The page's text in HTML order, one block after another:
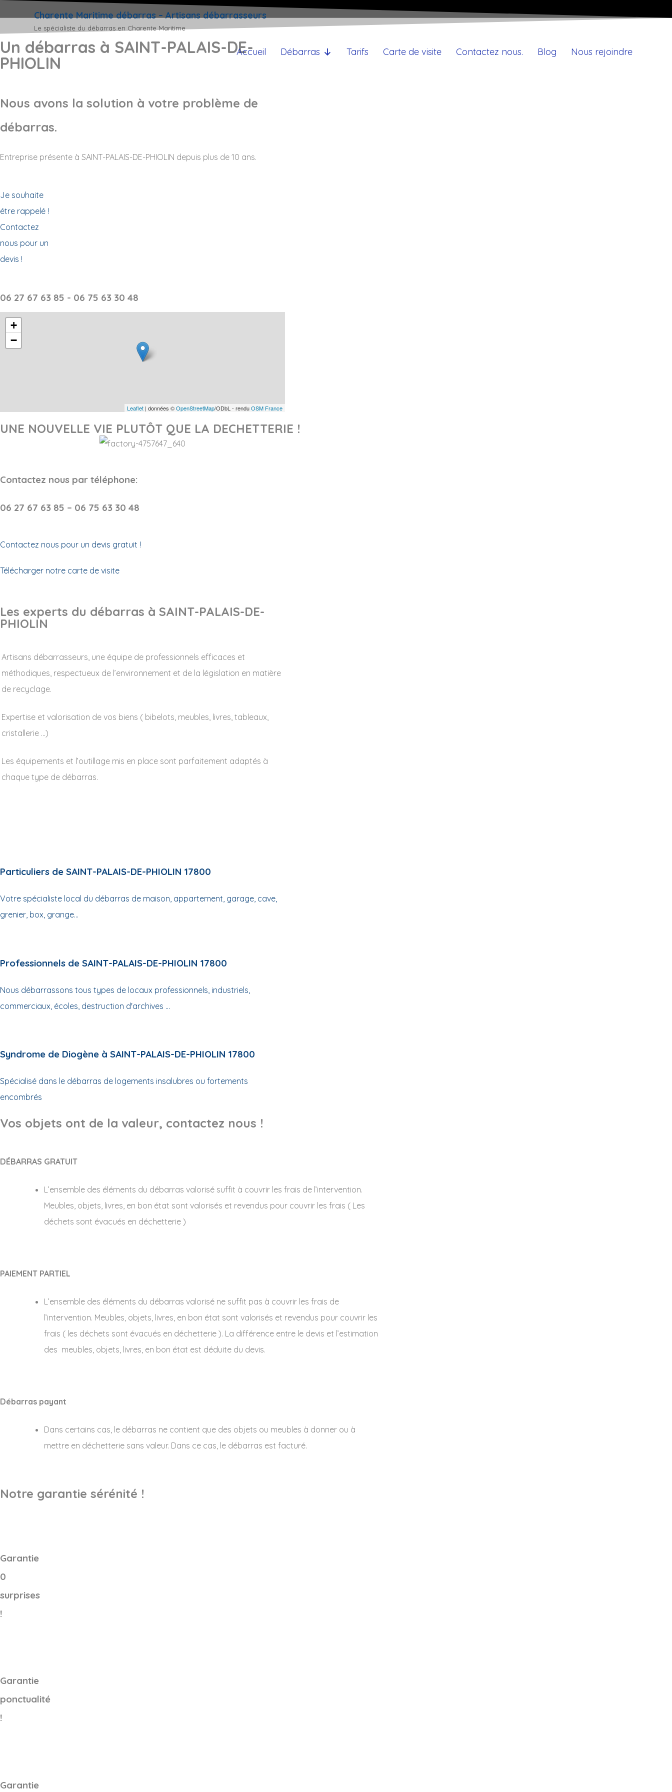
Charente Maritime débarras – Artisans débarrasseurs
Le spécialiste du débarras en Charente Maritime
Accueil Débarras Tarifs Carte de visite Contactez nous. Blog Nous rejoindre
Un débarras à SAINT-PALAIS-DE-
PHIOLIN
Nous avons la solution à votre problème de
débarras.
Entreprise présente à SAINT-PALAIS-DE-PHIOLIN depuis plus de 10 ans.
Je souhaite
étre rappelé !
Contactez
nous pour un
devis !
06 27 67 63 85 - 06 75 63 30 48
+
−
Leaflet | données ©OpenStreetMap/ODbL - renduOSM France
UNE NOUVELLE VIE PLUTÔT QUE LA DECHETTERIE !
Contactez nous par téléphone:
06 27 67 63 85 – 06 75 63 30 48
Contactez nous pour un devis gratuit !
Télécharger notre carte de visite
Les experts du débarras à SAINT-PALAIS-DE-
PHIOLIN
Artisans débarrasseurs, une équipe de professionnels efficaces et
méthodiques, respectueux de l’environnement et de la législation en matière
de recyclage.
Expertise et valorisation de vos biens ( bibelots, meubles, livres, tableaux,
cristallerie …)
Les équipements et l’outillage mis en place sont parfaitement adaptés à
chaque type de débarras.
Particuliers de SAINT-PALAIS-DE-PHIOLIN 17800
Votre spécialiste local du débarras de maison, appartement, garage, cave,
grenier, box, grange...
Professionnels de SAINT-PALAIS-DE-PHIOLIN 17800
Nous débarrassons tous types de locaux professionnels, industriels,
commerciaux, écoles, destruction d'archives ...
Syndrome de Diogène à SAINT-PALAIS-DE-PHIOLIN 17800
Spécialisé dans le débarras de logements insalubres ou fortements
encombrés
Vos objets ont de la valeur, contactez nous !
DÉBARRAS GRATUIT
L’ensemble des éléments du débarras valorisé suffit à couvrir les frais de l’intervention.
Meubles, objets, livres, en bon état sont valorisés et revendus pour couvrir les frais ( Les
déchets sont évacués en déchetterie )
PAIEMENT PARTIEL
L’ensemble des éléments du débarras valorisé ne suffit pas à couvrir les frais de
l’intervention. Meubles, objets, livres, en bon état sont valorisés et revendus pour couvrir les
frais ( les déchets sont évacués en déchetterie ). La différence entre le devis et l’estimation
des meubles, objets, livres, en bon état est déduite du devis.
Débarras payant
Dans certains cas, le débarras ne contient que des objets ou meubles à donner ou à
mettre en déchetterie sans valeur. Dans ce cas, le débarras est facturé.
Notre garantie sérénité !
Garantie
0
surprises
!
Garantie
ponctualité
!
Garantie